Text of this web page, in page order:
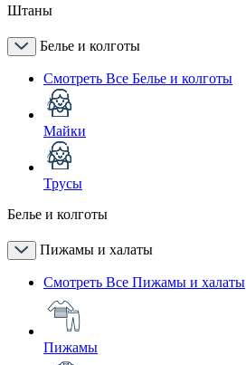
Штаны
Белье и колготы
Смотреть Все Белье и колготы
Майки
Трусы
Белье и колготы
Пижамы и халаты
Смотреть Все Пижамы и халаты
Пижамы